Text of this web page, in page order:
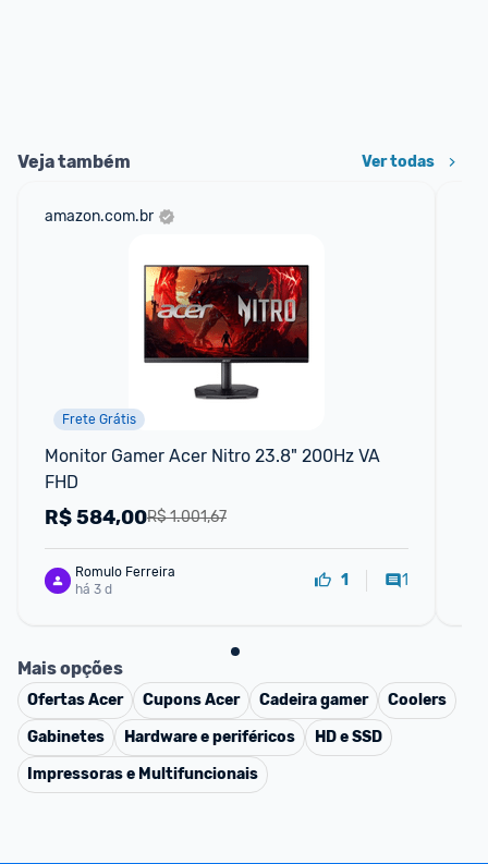
Veja também Ver todas
amazon.com.br
Frete Grátis
Monitor Gamer Acer Nitro 23.8" 200Hz VA
FHD
R$ 1.001,67
R$584,00
Romulo Ferreira
há 3 d
1 1
Mais opções
OfertasAcer CuponsAcer Cadeira gamer
Coolers
Gabinetes
Hardware e periféricos
HD e SSD
Impressoras e Multifuncionais